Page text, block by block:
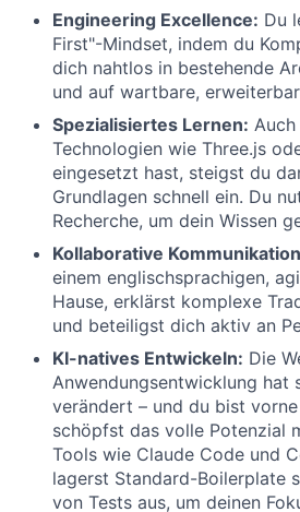
Engineering Excellence: Du
First"-Mindset, indem du
dich nahtlos in bestehende
und auf wartbare,
Spezialisiertes Lernen:
Technologien wie Three.js
eingesetzt hast, steigst du
Grundlagen schnell ein. Du
Recherche, um dein Wissen
Kollaborative
einem englischsprachigen,
Hause, erklärst komplexe
und beteiligst dich aktiv an
KI-natives Entwickeln: Die
Anwendungsentwicklung hat
verändert – und du bist
schöpfst das volle Potenzial
Tools wie Claude Code und
lagerst Standard-Boilerplate
von Tests aus, um deinen